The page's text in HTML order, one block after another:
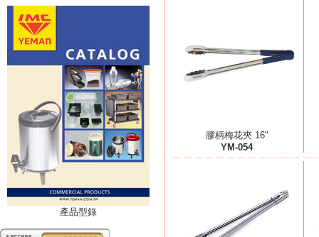
產品型錄
膠柄梅花夾 16"
YM-054